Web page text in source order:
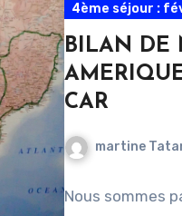
4ème séjour :
BILAN DE
CAR
martine
Nous sommes